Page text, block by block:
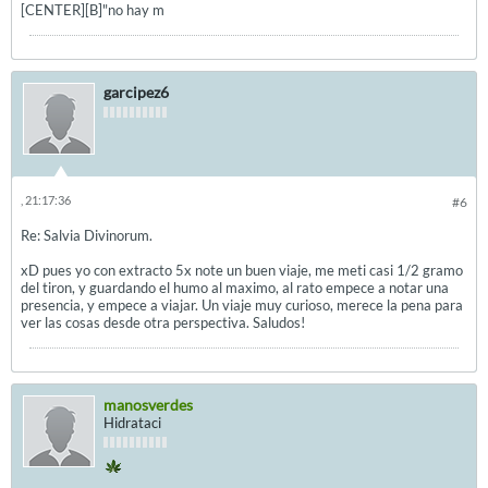
[CENTER][B]"no hay m
garcipez6
#6
, 21:17:36
Re: Salvia Divinorum.
xD pues yo con extracto 5x note un buen viaje, me meti casi 1/2 gramo
del tiron, y guardando el humo al maximo, al rato empece a notar una
presencia, y empece a viajar. Un viaje muy curioso, merece la pena para
ver las cosas desde otra perspectiva. Saludos!
manosverdes
Hidrataci